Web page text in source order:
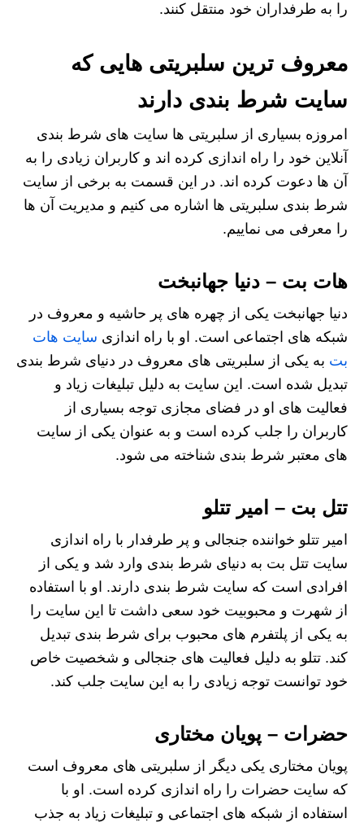
را به طرفداران خود منتقل کنند.
معروف ترین سلبریتی هایی که
سایت شرط بندی دارند
امروزه بسیاری از سلبریتی ها سایت های شرط بندی
آنلاین خود را راه اندازی کرده اند و کاربران زیادی را به
آن ها دعوت کرده اند. در این قسمت به برخی از سایت
شرط بندی سلبریتی ها اشاره می کنیم و مدیریت آن ها
را معرفی می نماییم.
هات بت – دنیا جهانبخت
دنیا جهانبخت یکی از چهره‌ های پر حاشیه و معروف در
شبکه‌ های اجتماعی است. او با راه‌ اندازی سایت هات
بت به یکی از سلبریتی‌ های معروف در دنیای شرط‌ بندی
تبدیل شده است. این سایت به دلیل تبلیغات زیاد و
فعالیت‌ های او در فضای مجازی توجه بسیاری از
کاربران را جلب کرده است و به عنوان یکی از سایت‌
های معتبر شرط‌ بندی شناخته می‌ شود.
تتل بت – امیر تتلو
امیر تتلو خواننده جنجالی و پر طرفدار با راه‌ اندازی
سایت تتل بت به دنیای شرط‌ بندی وارد شد و یکی از
افرادی است که سایت شرط بندی دارند. او با استفاده
از شهرت و محبوبیت خود سعی داشت تا این سایت را
به یکی از پلتفرم های محبوب برای شرط‌ بندی تبدیل
کند. تتلو به دلیل فعالیت‌ های جنجالی و شخصیت خاص
خود توانست توجه زیادی را به این سایت جلب کند.
حضرات – پویان مختاری
پویان مختاری یکی دیگر از سلبریتی‌ های معروف است
که سایت حضرات را راه‌ اندازی کرده است. او با
استفاده از شبکه‌ های اجتماعی و تبلیغات زیاد به جذب